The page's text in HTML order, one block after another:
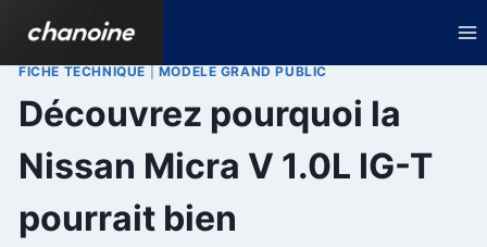
contenu
FICHE TECHNIQUE MODELE GRAND PUBLIC
Découvrez pourquoi la
Nissan Micra V 1.0L IG-T
pourrait bien